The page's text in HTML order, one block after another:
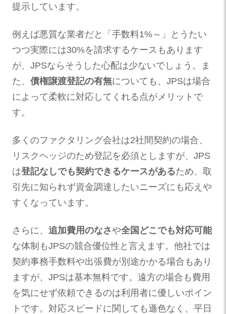
提示しています。
例えば悪質な業者だと「手数料1%～」とうたい
つつ実際には30%を請求するケースもあります
が、JPSならそうした心配は少ないでしょう。ま
た、 債権譲渡登記の有無についても、JPSは場合
によって柔軟に対応してくれる点がメリットで
す。
多くのファクタリング会社は2社間契約の場合、
リスクヘッジのため登記を必須としますが、JPS
は登記なしでも契約できるケースがあるため、取
引先に知られず資金調達したいニーズにも応えや
すくなっています。
さらに、 追加費用のなさや全国どこでも対応可能
な体制もJPSの競合優位性と言えます。他社では
契約事務手数料や出張費が別途かかる場合もあり
ますが、JPSは基本無料です。遠方の場合も費用
を気にせず依頼できるのは利用者に優しいポイン
トです。対応スピードに関しても遜色なく、平日